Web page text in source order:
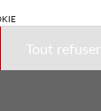
lors de votre
utilisées à
Vous
Tout refuser